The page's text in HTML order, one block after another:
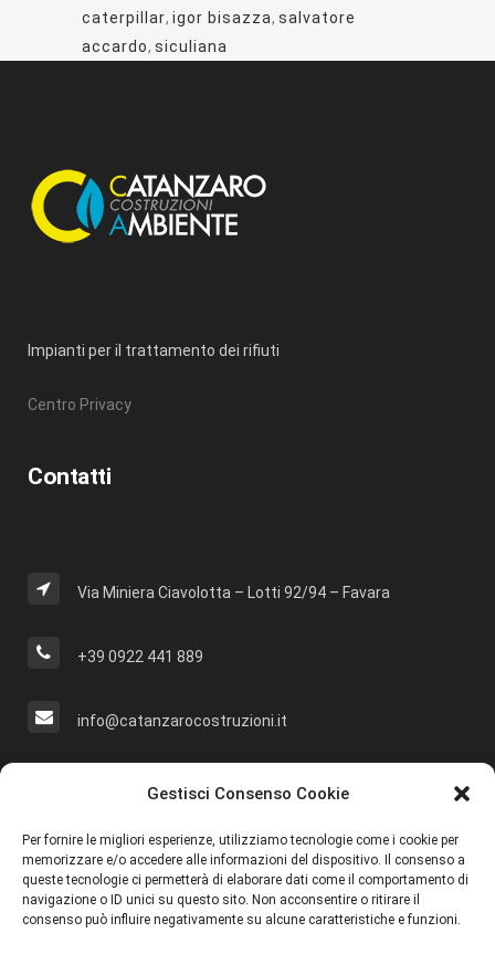
Gestisci Consenso Cookie
Per fornire le migliori esperienze, utilizziamo tecnologie come i cookie per
memorizzare e/o accedere alle informazioni del dispositivo. Il consenso a
queste tecnologie ci permetterà di elaborare dati come il comportamento di
navigazione o ID unici su questo sito. Non acconsentire o ritirare il
consenso può influire negativamente su alcune caratteristiche e funzioni.
caterpillar, igor bisazza, salvatore
accardo, siculiana
Impianti per il trattamento dei rifiuti
Centro Privacy
Contatti
Via Miniera Ciavolotta – Lotti 92/94 – Favara
+39 0922 441 889
info@catanzarocostruzioni.it
Cerca Nel Sito
Social